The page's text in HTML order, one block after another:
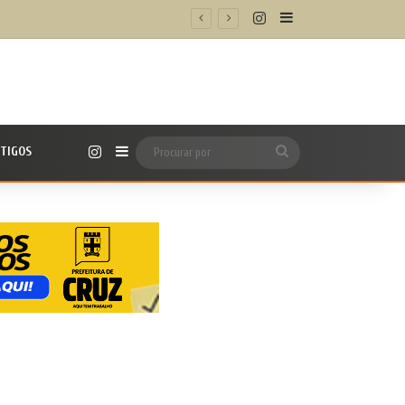
InstagramBarra Lateral
InstagramBarra Lateral
por